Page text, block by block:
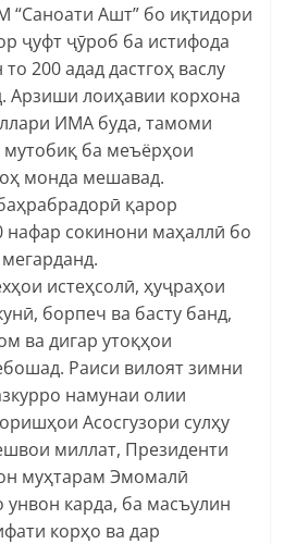
“Саноати Ашт” бо иқтидори
ҷуфт ҷӯроб ба истифода
200 адад дастгоҳ васлу
Арзиши лоиҳавии корхона
ИМА буда, тамоми
мутобиқ ба меъёрҳои
монда мешавад.
қарор
нафар сокинони маҳаллӣ бо
истеҳсолӣ, ҳуҷраҳои
борпеч ва басту банд,
ва дигар утоқҳои
Раиси вилоят зимни
намунаи олии
Асосгузори сулҳу
миллат, Президенти
муҳтарам Эмомалӣ
карда, ба масъулин
корҳо ва дар